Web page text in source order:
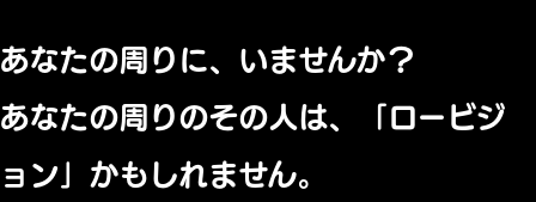
あなたの周りに、いませんか？
あなたの周りのその人は、「ロービジ
ョン」かもしれません。